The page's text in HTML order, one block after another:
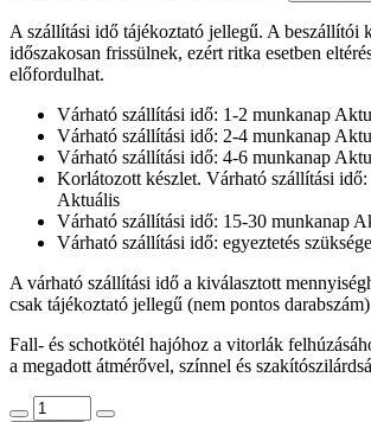
A szállítási idő tájékoztató jellegű. A beszállítói
időszakosan frissülnek, ezért ritka esetben
előfordulhat.
Várható szállítási idő: 1-2 munkanap
Várható szállítási idő: 2-4 munkanap
Várható szállítási idő: 4-6 munkanap
Korlátozott készlet. Várható szállítási
Aktuális
Várható szállítási idő: 15-30 munkanap
Várható szállítási idő: egyeztetés
A várható szállítási idő a kiválasztott
csak tájékoztató jellegű (nem pontos
Fall- és schotkötél hajóhoz a vitorlák
a megadott átmérővel, színnel és